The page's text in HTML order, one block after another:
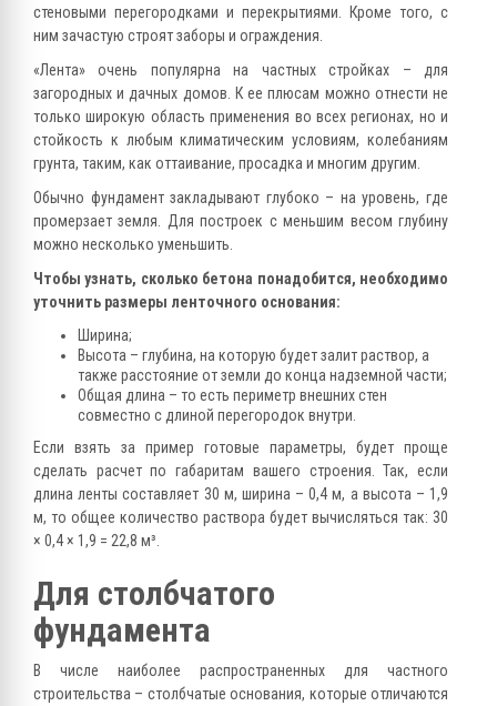
стеновыми перегородками и перекрытиями. Кроме того, с
ним зачастую строят заборы и ограждения.
«Лента» очень популярна на частных стройках – для
загородных и дачных домов. К ее плюсам можно отнести не
только широкую область применения во всех регионах, но и
стойкость к любым климатическим условиям, колебаниям
грунта, таким, как оттаивание, просадка и многим другим.
Обычно фундамент закладывают глубоко – на уровень, где
промерзает земля. Для построек с меньшим весом глубину
можно несколько уменьшить.
Чтобы узнать, сколько бетона понадобится, необходимо
уточнить размеры ленточного основания:
Ширина;
Высота – глубина, на которую будет залит раствор, а
также расстояние от земли до конца надземной части;
Общая длина – то есть периметр внешних стен
совместно с длиной перегородок внутри.
Если взять за пример готовые параметры, будет проще
сделать расчет по габаритам вашего строения. Так, если
длина ленты составляет 30 м, ширина – 0,4 м, а высота – 1,9
м, то общее количество раствора будет вычисляться так: 30
× 0,4 × 1,9 = 22,8 м³.
Для столбчатого
фундамента
В числе наиболее распространенных для частного
строительства – столбчатые основания, которые отличаются